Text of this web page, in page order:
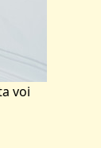
voi